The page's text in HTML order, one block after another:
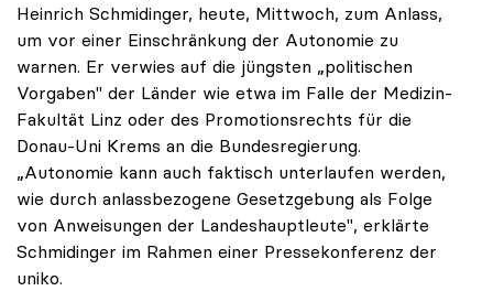
Heinrich Schmidinger, heute, Mittwoch, zum Anlass,
um vor einer Einschränkung der Autonomie zu
warnen. Er verwies auf die jüngsten „politischen
Vorgaben" der Länder wie etwa im Falle der Medizin-
Fakultät Linz oder des Promotionsrechts für die
Donau-Uni Krems an die Bundesregierung.
„Autonomie kann auch faktisch unterlaufen werden,
wie durch anlassbezogene Gesetzgebung als Folge
von Anweisungen der Landeshauptleute", erklärte
Schmidinger im Rahmen einer Pressekonferenz der
uniko.